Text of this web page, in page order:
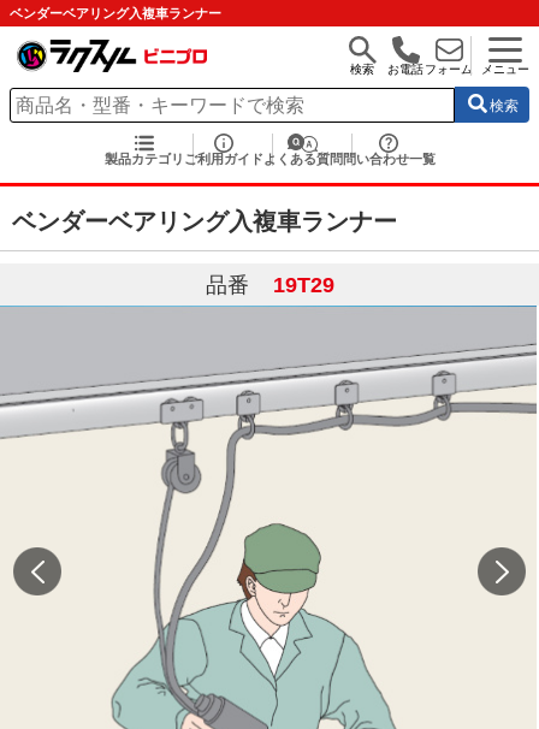
ベンダーベアリング入複車ランナー
検索 お電話フォーム メニュー
検索
製品カテゴリ ご利用ガイド よくある質問 問い合わせ一覧
ベンダーベアリング入複車ランナー
品番 19T29